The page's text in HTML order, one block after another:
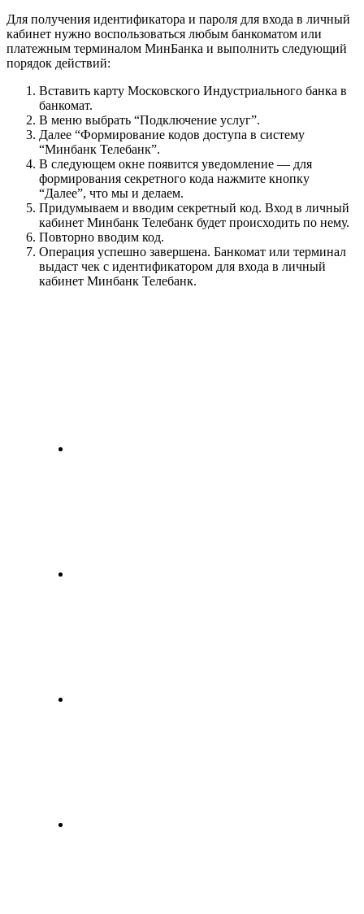
Для получения идентификатора и пароля для входа в личный
кабинет нужно воспользоваться любым банкоматом или
платежным терминалом МинБанка и выполнить следующий
порядок действий:
Вставить карту Московского Индустриального банка в
банкомат.
В меню выбрать “Подключение услуг”.
Далее “Формирование кодов доступа в систему
“Минбанк Телебанк”.
В следующем окне появится уведомление — для
формирования секретного кода нажмите кнопку
“Далее”, что мы и делаем.
Придумываем и вводим секретный код. Вход в личный
кабинет Минбанк Телебанк будет происходить по нему.
Повторно вводим код.
Операция успешно завершена. Банкомат или терминал
выдаст чек с идентификатором для входа в личный
кабинет Минбанк Телебанк.